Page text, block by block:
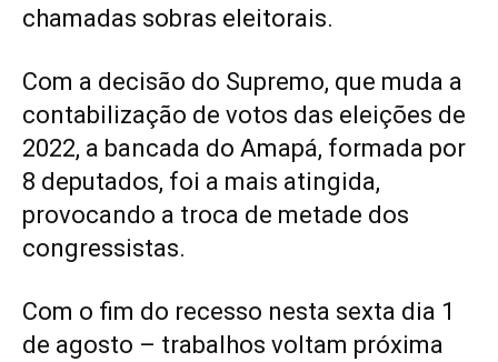
chamadas sobras eleitorais.
Com a decisão do Supremo, que muda a
contabilização de votos das eleições de
2022, a bancada do Amapá, formada por
8 deputados, foi a mais atingida,
provocando a troca de metade dos
congressistas.
Com o fim do recesso nesta sexta dia 1
de agosto – trabalhos voltam próxima